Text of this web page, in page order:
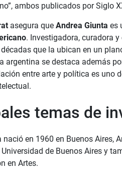
ambos publicados por Siglo
asegura que Andrea Giunta es
. Investigadora, curadora
que la ubican en un
argentina se destaca además
entre arte y política es uno
temas de
nació en 1960 en Buenos Aires,
de Buenos Aires y
en Artes.